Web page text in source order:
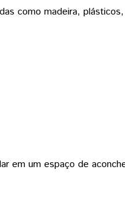
como madeira,
em um espaço de